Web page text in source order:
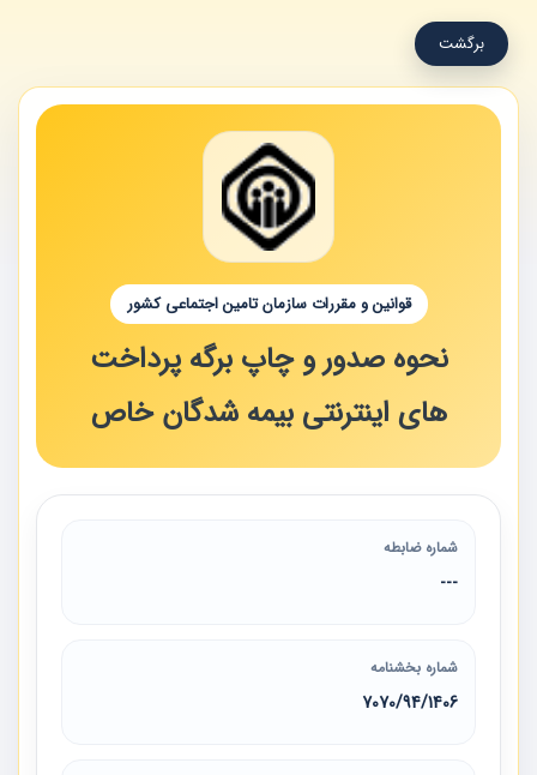
برگشت
قوانین و مقررات سازمان تامین اجتماعی کشور
نحوه صدور و چاپ برگه پرداخت
های اینترنتی بیمه شدگان خاص
شماره ضابطه
---
شماره بخشنامه
7070/94/1406